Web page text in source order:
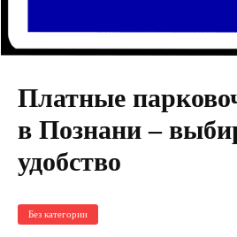
Платные
в Познани –
удобство
Без категории